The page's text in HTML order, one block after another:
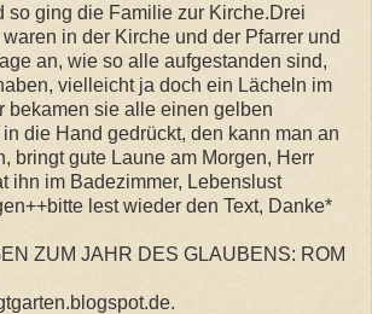
so ging die Familie zur Kirche.Drei
in der Kirche und der Pfarrer und
an, wie so alle aufgestanden sind,
vielleicht ja doch ein Lächeln im
bekamen sie alle einen gelben
die Hand gedrückt, den kann man an
bringt gute Laune am Morgen, Herr
ihn im Badezimmer, Lebenslust
lest wieder den Text, Danke*
ZUM JAHR DES GLAUBENS: ROM